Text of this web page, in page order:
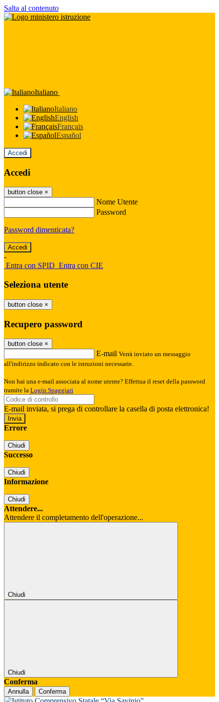
Salta al contenuto
Italiano
Italiano
English
Français
Español
Accedi
Accedi
button close ×
Nome Utente
Password
Password dimenticata?
-
Entra con SPID Entra con CIE
Seleziona utente
button close ×
Recupero password
button close ×
E-mail Verrà inviato un messaggio
all'indirizzo indicato con le istruzioni necessarie.
Non hai una e-mail associata al nome utente? Effettua il reset della password
tramite la Login Spaggiari
E-mail inviata, si prega di controllare la casella di posta elettronica!
Errore
Chiudi
Successo
Chiudi
Informazione
Chiudi
Attendere...
Attendere il completamento dell'operazione...
Chiudi
Chiudi
Conferma
Annulla Conferma